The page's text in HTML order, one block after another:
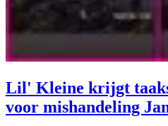
Lil' Kleine krijgt
voor mishandeling